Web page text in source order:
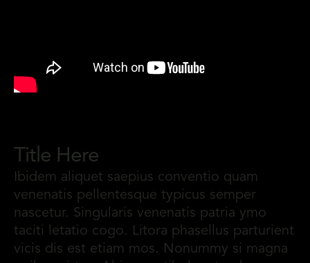
Title Here
Ibidem aliquet saepius conventio quam
venenatis pellentesque typicus semper
nascetur. Singularis venenatis patria ymo
taciti letatio cogo. Litora phasellus parturient
vicis dis est etiam mos. Nonummy si magna